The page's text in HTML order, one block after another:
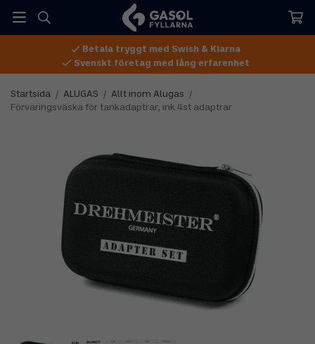
Betala tryggt med Swish & Klarna
Svenskt företag med lång erfarenhet
Startsida / ALUGAS / Allt inom Alugas
/
Förvaringsväska för tankadaptrar, ink 4st adaptrar